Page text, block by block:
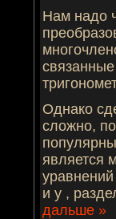
Нам надо
Однако
сложно,
является
и y ,
дальше »